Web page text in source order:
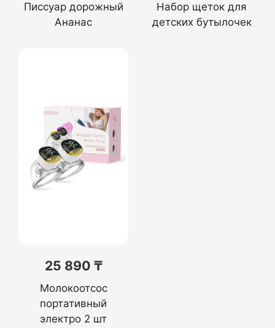
Писсуар дорожный
Ананас
Набор щеток для
детских бутылочек
25 890 ₸
Молокоотсос
портативный
электро 2 шт